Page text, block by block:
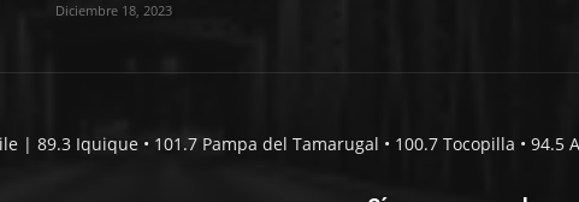
Diciembre 18, 2023
89.3 Iquique • 101.7 Pampa del Tamarugal • 100.7 Tocopilla • 94.5